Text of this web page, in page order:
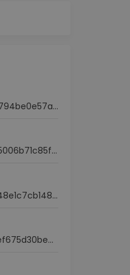
0xf939e0a03fb07f59a73314e73794be0e57ac1b4e
0xabef652195f98a91e490f047a5006b71c85f058d
0xb102f7efa0d5de071a8d37b3548e1c7cb148caf3
0x417ac0e078398c154edfadd9ef675d30be60af93